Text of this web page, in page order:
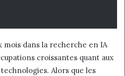
mois dans la recherche en IA
croissantes quant aux
Alors que les